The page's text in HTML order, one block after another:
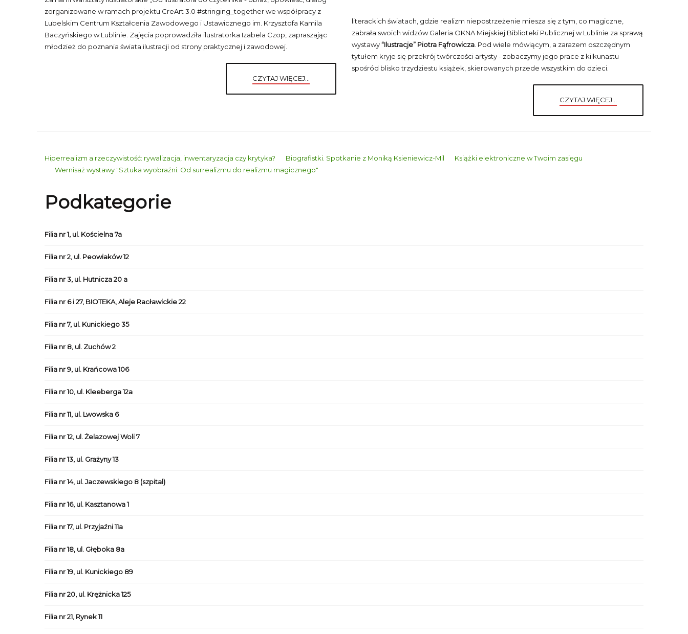
zorganizowane w ramach projektu CreArt 3.0 #stringing_together we współpracy z
Lubelskim Centrum Kształcenia Zawodowego i Ustawicznego im. Krzysztofa Kamila
Baczyńskiego w Lublinie. Zajęcia poprowadziła ilustratorka Izabela Czop, zapraszając
młodzież do poznania świata ilustracji od strony praktycznej i zawodowej.
CZYTAJ WIĘCEJ...
literackich światach, gdzie realizm niepostrzeżenie miesza się z tym, co magiczne,
zabrała swoich widzów Galeria OKNA Miejskiej Biblioteki Publicznej w Lublinie za sprawą
wystawy“Ilustracje” Piotra Fąfrowicza . Pod wiele mówiącym, a zarazem oszczędnym
tytułem kryje się przekrój twórczości artysty - zobaczymy jego prace z kilkunastu
spośród blisko trzydziestu książek, skierowanych przede wszystkim do dzieci.
CZYTAJ WIĘCEJ...
Hiperrealizm a rzeczywistość: rywalizacja, inwentaryzacja czy krytyka? Biografistki. Spotkanie z Moniką Ksieniewicz-Mil
Książki elektroniczne w Twoim zasięgu
Wernisaż wystawy "Sztuka wyobraźni. Od surrealizmu do realizmu magicznego"
Podkategorie
Filia nr 1, ul. Kościelna 7a
Filia nr 2, ul. Peowiaków 12
Filia nr 3, ul. Hutnicza 20 a
Filia nr 6 i 27, BIOTEKA, Aleje Racławickie 22
Filia nr 7, ul. Kunickiego 35
Filia nr 8, ul. Zuchów 2
Filia nr 9, ul. Krańcowa 106
Filia nr 10, ul. Kleeberga 12a
Filia nr 11, ul. Lwowska 6
Filia nr 12, ul. Żelazowej Woli 7
Filia nr 13, ul. Grażyny 13
Filia nr 14, ul. Jaczewskiego 8 (szpital)
Filia nr 16, ul. Kasztanowa 1
Filia nr 17, ul. Przyjaźni 11a
Filia nr 18, ul. Głęboka 8a
Filia nr 19, ul. Kunickiego 89
Filia nr 20, ul. Krężnicka 125
Filia nr 21, Rynek 11